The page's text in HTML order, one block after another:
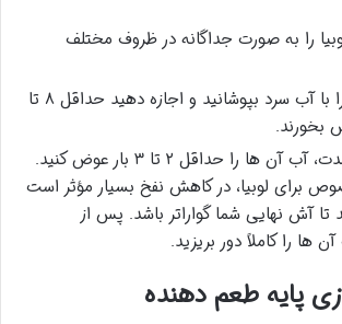
لوبیا را به صورت جداگانه در ظروف مختلف
روی هر کدام را با آب سرد بپوشانید و اجازه دهید حداقل ۸ تا
در طول این مدت، آب آن ها را حداقل ۲ تا ۳ بار عوض کنید.
برای لوبیا، در کاهش نفخ بسیار مؤثر است
آش نهایی شما گواراتر باشد. پس از
ها را کاملاً دور بریزید.